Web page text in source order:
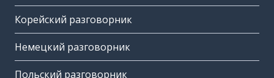
Корейский разговорник
Немецкий разговорник
Польский разговорник